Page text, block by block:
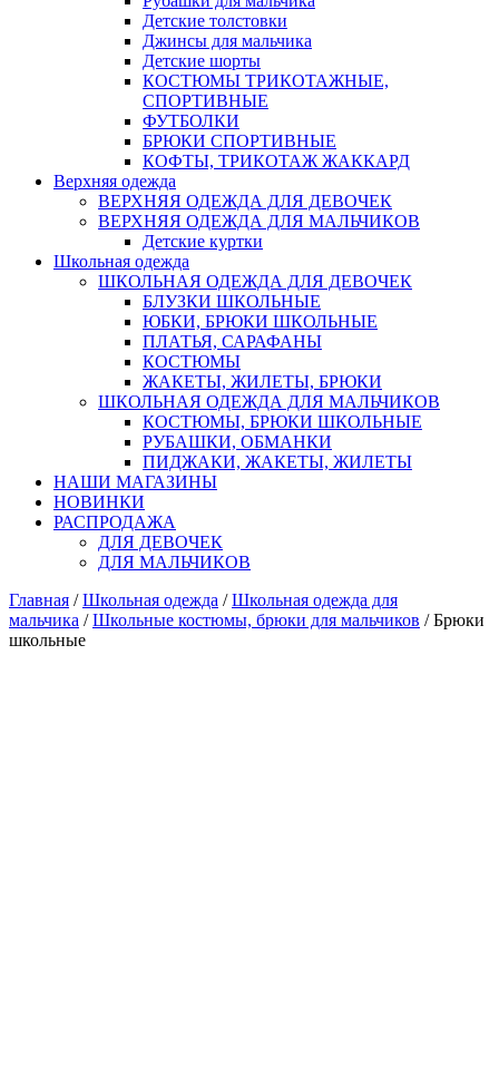
Детские толстовки
Джинсы для мальчика
Детские шорты
КОСТЮМЫ ТРИКОТАЖНЫЕ,
СПОРТИВНЫЕ
ФУТБОЛКИ
БРЮКИ СПОРТИВНЫЕ
КОФТЫ, ТРИКОТАЖ ЖАККАРД
Верхняя одежда
ВЕРХНЯЯ ОДЕЖДА ДЛЯ ДЕВОЧЕК
ВЕРХНЯЯ ОДЕЖДА ДЛЯ МАЛЬЧИКОВ
Детские куртки
Школьная одежда
ШКОЛЬНАЯ ОДЕЖДА ДЛЯ ДЕВОЧЕК
БЛУЗКИ ШКОЛЬНЫЕ
ЮБКИ, БРЮКИ ШКОЛЬНЫЕ
ПЛАТЬЯ, САРАФАНЫ
КОСТЮМЫ
ЖАКЕТЫ, ЖИЛЕТЫ, БРЮКИ
ШКОЛЬНАЯ ОДЕЖДА ДЛЯ МАЛЬЧИКОВ
КОСТЮМЫ, БРЮКИ ШКОЛЬНЫЕ
РУБАШКИ, ОБМАНКИ
ПИДЖАКИ, ЖАКЕТЫ, ЖИЛЕТЫ
НАШИ МАГАЗИНЫ
НОВИНКИ
РАСПРОДАЖА
ДЛЯ ДЕВОЧЕК
ДЛЯ МАЛЬЧИКОВ
Главная /Школьная одежда /Школьная одежда для
мальчика /Школьные костюмы, брюки для мальчиков / Брюки
школьные